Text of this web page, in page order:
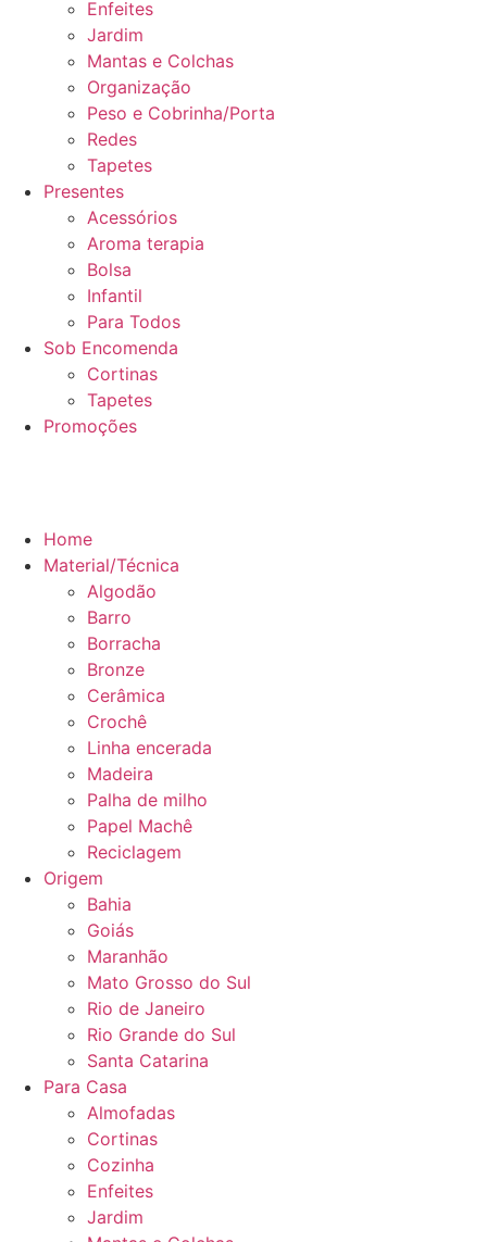
Enfeites
Jardim
Mantas e Colchas
Organização
Peso e Cobrinha/Porta
Redes
Tapetes
Presentes
Acessórios
Aroma terapia
Bolsa
Infantil
Para Todos
Sob Encomenda
Cortinas
Tapetes
Promoções
Home
Material/Técnica
Algodão
Barro
Borracha
Bronze
Cerâmica
Crochê
Linha encerada
Madeira
Palha de milho
Papel Machê
Reciclagem
Origem
Bahia
Goiás
Maranhão
Mato Grosso do Sul
Rio de Janeiro
Rio Grande do Sul
Santa Catarina
Para Casa
Almofadas
Cortinas
Cozinha
Enfeites
Jardim